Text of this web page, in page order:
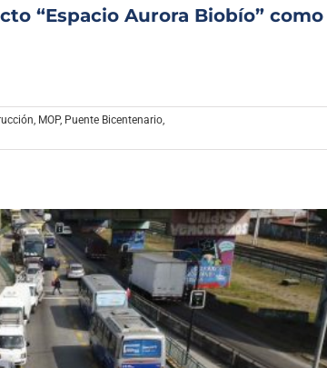
“Espacio Aurora Biobío”
MOP, Puente Bicentenario